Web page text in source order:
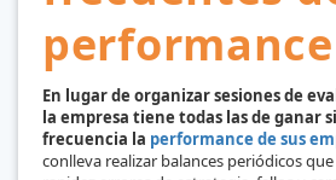
performance
En lugar de organizar sesiones de
la empresa tiene todas las de ganar
frecuencia la performance de sus
conlleva realizar balances periódicos